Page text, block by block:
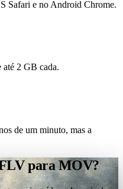
Safari e no Android Chrome.
até 2 GB cada.
de um minuto, mas a
para MOV?